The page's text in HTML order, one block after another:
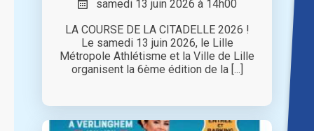
samedi 13 juin 2026 à 14h00
LA COURSE DE LA CITADELLE 2026 !
Le samedi 13 juin 2026, le Lille
Métropole Athlétisme et la Ville de Lille
organisent la 6ème édition de la [...]